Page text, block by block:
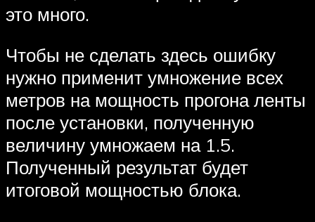
это много.
Чтобы не сделать здесь ошибку
нужно применит умножение всех
метров на мощность прогона ленты
после установки, полученную
величину умножаем на 1.5.
Полученный результат будет
итоговой мощностью блока.